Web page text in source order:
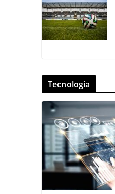
Tecnologia